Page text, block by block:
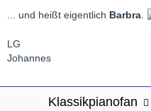
... und heißt eigentlich Barbra
LG
Johannes
Klassikpianofan